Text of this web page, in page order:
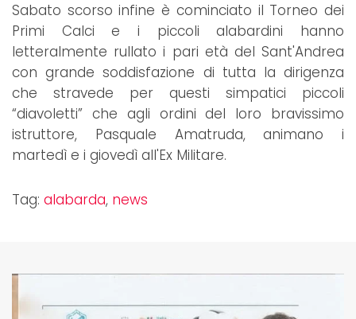
Sabato scorso infine è cominciato il Torneo dei
Primi Calci e i piccoli alabardini hanno
letteralmente rullato i pari età del Sant'Andrea
con grande soddisfazione di tutta la dirigenza
che stravede per questi simpatici piccoli
“diavoletti” che agli ordini del loro bravissimo
istruttore, Pasquale Amatruda, animano i
martedì e i giovedì all'Ex Militare.
Tag: alabarda, news